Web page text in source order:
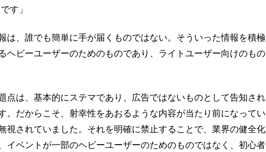
す」
は、誰でも簡単に手が届くものではない。そういった情報を積極
ヘビーユーザーのためのものであり、ライトユーザー向けのもの
点は、基本的にステマであり、広告ではないものとして告知され
。だからこそ、射幸性をあおるような内容が当たり前になってい
視されていました。それを明確に禁止することで、業界の健全化
イベントが一部のヘビーユーザーのためのものではなく、初心者